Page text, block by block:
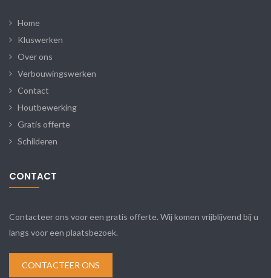
Home
Kluswerken
Over ons
Verbouwingswerken
Contact
Houtbewerking
Gratis offerte
Schilderen
CONTACT
Contacteer ons voor een gratis offerte. Wij komen vrijblijvend bij u
langs voor een plaatsbezoek.
CONTACTEER ONS